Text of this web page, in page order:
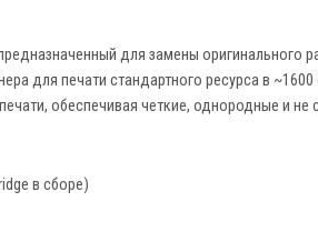
для замены оригинального
для печати стандартного ресурса в
обеспечивая четкие, однородные и
в сборе)